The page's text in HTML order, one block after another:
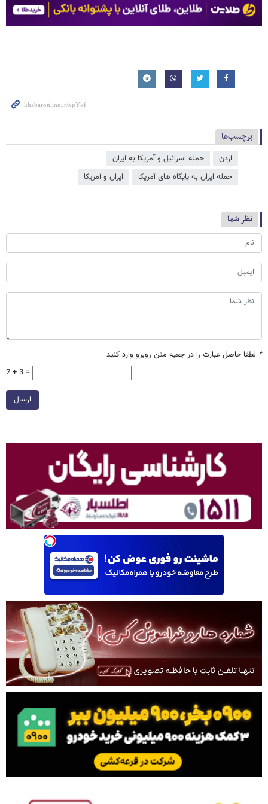
برچسب‌ها
اردن
حمله اسرائیل و آمریکا به ایران
حمله ایران به پایگاه های آمریکا
ایران و آمریکا
نظر شما
* لطفا حاصل عبارت را در جعبه متن روبرو وارد کنید
2 + 3 =
ارسال